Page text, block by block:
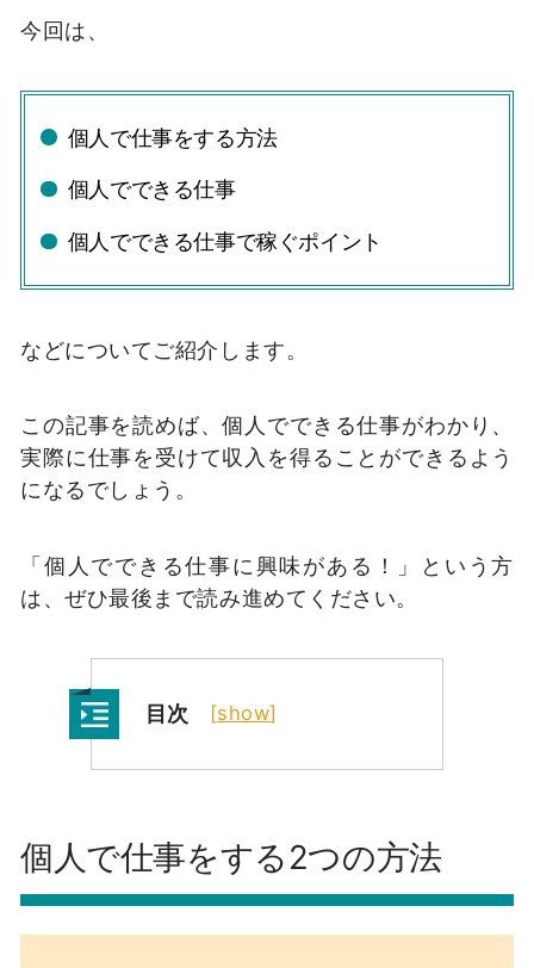
今回は、
個人で仕事をする方法
個人でできる仕事
個人でできる仕事で稼ぐポイント
などについてご紹介します。
この記事を読めば、個人でできる仕事がわかり、
実際に仕事を受けて収入を得ることができるよう
になるでしょう。
「個人でできる仕事に興味がある！」という方
は、ぜひ最後まで読み進めてください。
目次 [show]
個人で仕事をする2つの方法